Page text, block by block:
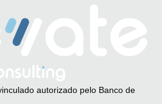
autorizado pelo Banco de